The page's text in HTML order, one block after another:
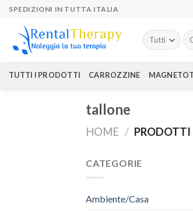
Skip
content
SPEDIZIONI IN TUTTA ITALIA
TUTTI I PRODOTTI CARROZZINE
tallone
HOME / PRODOTTI
CATEGORIE
Ambiente/Casa